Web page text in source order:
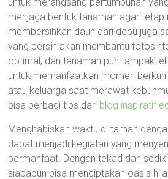
menjaga bentuk tanaman agar tetap
membersihkan daun dari debu juga
yang bersih akan membantu
optimal, dan tanaman pun tampak
untuk memanfaatkan momen
atau keluarga saat merawat
bisa berbagi tips dari blog inspiratif
Menghabiskan waktu di taman
dapat menjadi kegiatan yang
bermanfaat. Dengan tekad dan
siapapun bisa menciptakan oasis